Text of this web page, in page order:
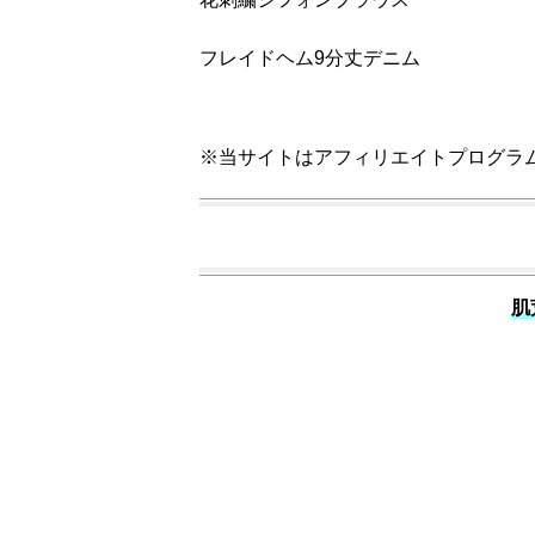
フレイドヘム9分丈デニム
※当サイトはアフィリエイトプログラ
肌